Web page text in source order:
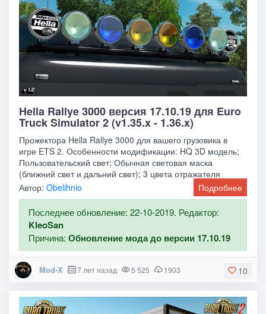
Hella Rallye 3000 версия 17.10.19 для Euro
Truck Simulator 2 (v1.35.x - 1.36.x)
Прожектора Hella Rallye 3000 для вашего грузовика в
игре ETS 2. Особенности модификации: HQ 3D модель;
Пользовательский свет; Обычная световая маска
(ближний свет и дальний свет); 3 цвета отражателя
Автор:Obelihnio Подробнее
Последнее обновление: 22-10-2019. Редактор:
KleoSan
Причина:Обновление мода до версии 17.10.19
10
Mod-X 7 лет назад 5 525 1903